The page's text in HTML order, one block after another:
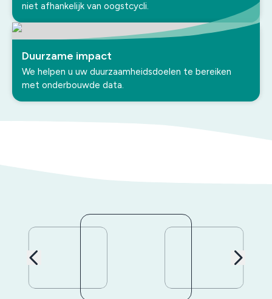
niet afhankelijk van oogstcycli.
Duurzame impact
We helpen u uw duurzaamheidsdoelen te bereiken
met onderbouwde data.